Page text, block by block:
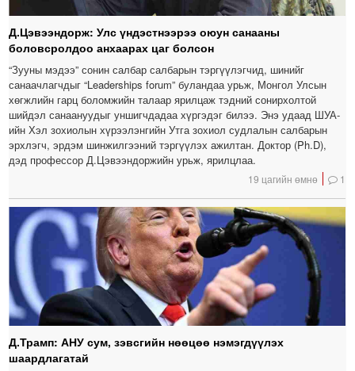
Д.Цэвээндорж: Улс үндэстнээрээ оюун санааны
боловсролдоо анхаарах цаг болсон
“Зууны мэдээ” сонин салбар салбарын тэргүүлэгчид, шинийг
санаачлагчдыг “Leaderships forum” буландаа урьж, Монгол Улсын
хөгжлийн гарц боломжийн талаар ярилцаж тэдний сонирхолтой
шийдэл санаануудыг уншигчдадаа хүргэдэг билээ. Энэ удаад ШУА-
ийн Хэл зохиолын хүрээлэнгийн Утга зохиол судлалын салбарын
эрхлэгч, эрдэм шинжилгээний тэргүүлэх ажилтан. Доктор (Ph.D),
дэд профессор Д.Цэвээндоржийн урьж, ярилцлаа.
19 цагийн өмнө 1
Д.Трамп: АНУ сум, зэвсгийн нөөцөө нэмэгдүүлэх
шаардлагатай